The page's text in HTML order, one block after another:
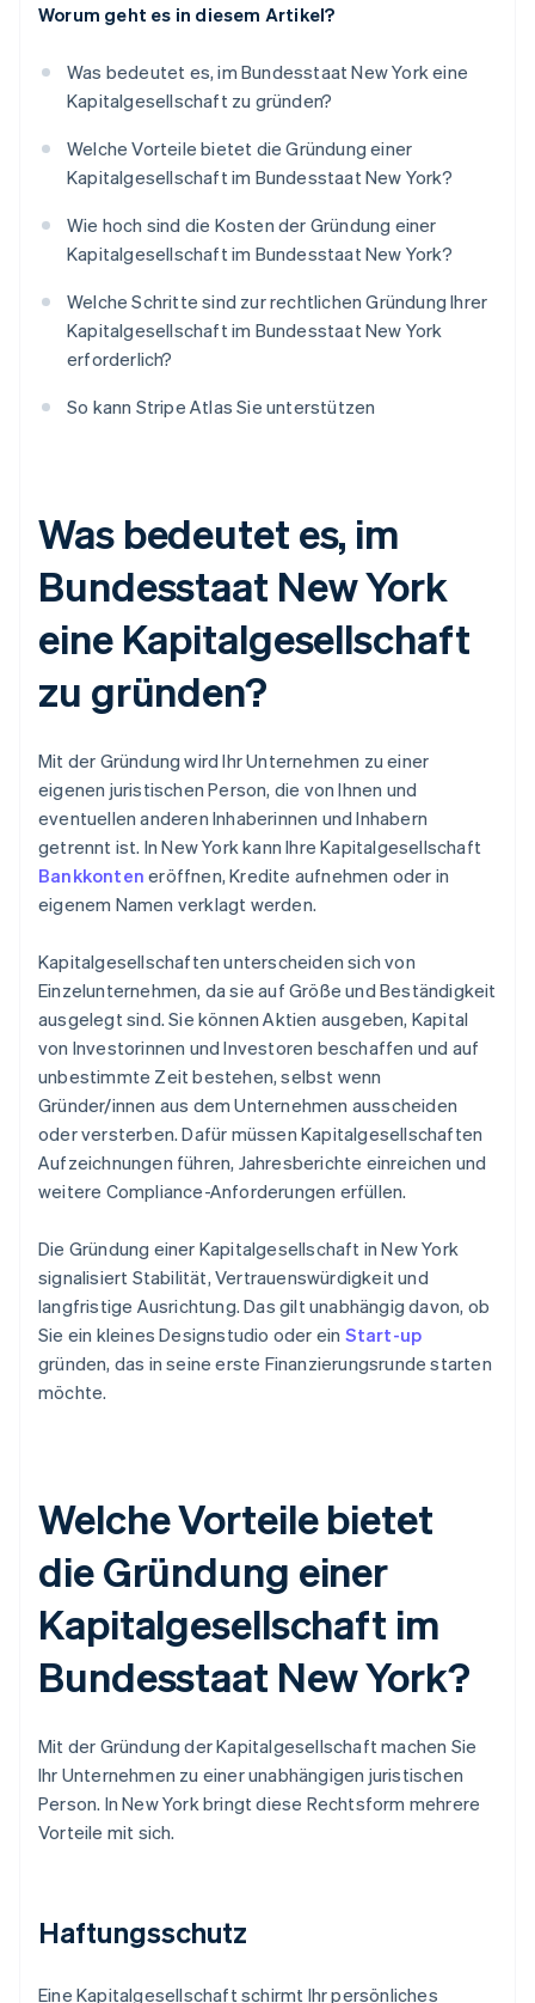
Worum geht es in diesem Artikel?
Was bedeutet es, im Bundesstaat New York eine
Kapitalgesellschaft zu gründen?
Welche Vorteile bietet die Gründung einer
Kapitalgesellschaft im Bundesstaat New York?
Wie hoch sind die Kosten der Gründung einer
Kapitalgesellschaft im Bundesstaat New York?
Welche Schritte sind zur rechtlichen Gründung Ihrer
Kapitalgesellschaft im Bundesstaat New York
erforderlich?
So kann Stripe Atlas Sie unterstützen
Was bedeutet es, im
Bundesstaat New York
eine Kapitalgesellschaft
zu gründen?
Mit der Gründung wird Ihr Unternehmen zu einer
eigenen juristischen Person, die von Ihnen und
eventuellen anderen Inhaberinnen und Inhabern
getrennt ist. In New York kann Ihre Kapitalgesellschaft
Bankkonten eröffnen, Kredite aufnehmen oder in
eigenem Namen verklagt werden.
Kapitalgesellschaften unterscheiden sich von
Einzelunternehmen, da sie auf Größe und Beständigkeit
ausgelegt sind. Sie können Aktien ausgeben, Kapital
von Investorinnen und Investoren beschaffen und auf
unbestimmte Zeit bestehen, selbst wenn
Gründer/innen aus dem Unternehmen ausscheiden
oder versterben. Dafür müssen Kapitalgesellschaften
Aufzeichnungen führen, Jahresberichte einreichen und
weitere Compliance-Anforderungen erfüllen.
Die Gründung einer Kapitalgesellschaft in New York
signalisiert Stabilität, Vertrauenswürdigkeit und
langfristige Ausrichtung. Das gilt unabhängig davon, ob
Sie ein kleines Designstudio oder ein Start-up
gründen, das in seine erste Finanzierungsrunde starten
möchte.
Welche Vorteile bietet
die Gründung einer
Kapitalgesellschaft im
Bundesstaat New York?
Mit der Gründung der Kapitalgesellschaft machen Sie
Ihr Unternehmen zu einer unabhängigen juristischen
Person. In New York bringt diese Rechtsform mehrere
Vorteile mit sich.
Haftungsschutz
Eine Kapitalgesellschaft schirmt Ihr persönliches